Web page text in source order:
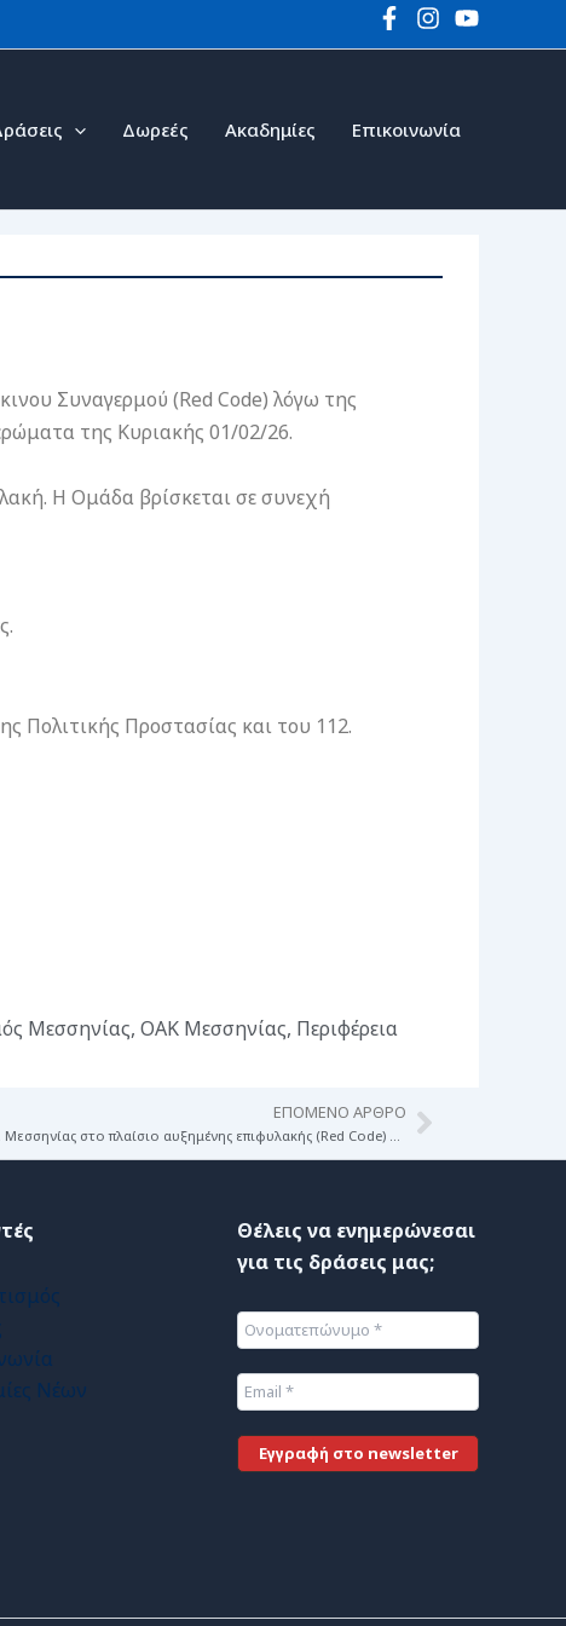
Δωρεές Ακαδημίες Επικοινωνία
Συναγερμού (Red Code) λόγω της
της Κυριακής 01/02/26.
Η Ομάδα βρίσκεται σε συνεχή
Πολιτικής Προστασίας και του 112.
Μεσσηνίας, ΟΑΚ Μεσσηνίας, Περιφέρεια
ΕΠΌΜΕΝΟ ΆΡΘΡΟ Next
Νέων
Θέλεις να ενημερώνεσαι
για τις δράσεις μας;